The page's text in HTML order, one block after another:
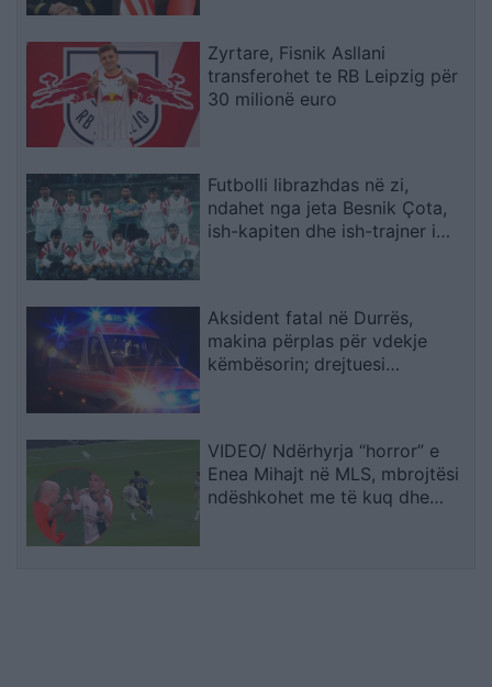
Zyrtare, Fisnik Asllani
transferohet te RB Leipzig për
30 milionë euro
Futbolli librazhdas në zi,
ndahet nga jeta Besnik Çota,
ish-kapiten dhe ish-trajner i
Aksident fatal në Durrës,
makina përplas për vdekje
këmbësorin; drejtuesi
VIDEO/ Ndërhyrja “horror” e
Enea Mihajt në MLS, mbrojtësi
ndëshkohet me të kuq dhe